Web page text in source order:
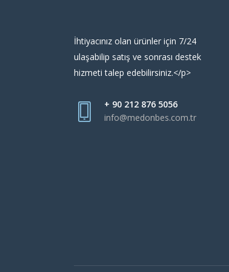
İhtiyacınız olan ürünler için 7/24
ulaşabilip satış ve sonrası destek
hizmeti talep edebilirsiniz.</p>
+ 90 212 876 5056
info@medonbes.com.tr